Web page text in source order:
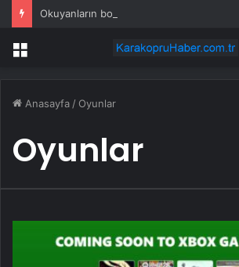
Menü
Anasayfa / Oyunlar
Oyunlar